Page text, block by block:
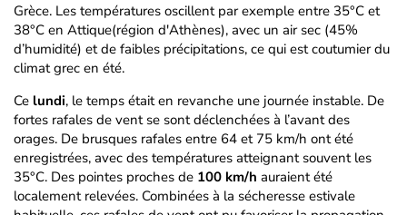
Grèce. Les températures oscillent par exemple entre 35°C et
38°C en Attique(région d'Athènes), avec un air sec (45%
d’humidité) et de faibles précipitations, ce qui est coutumier du
climat grec en été.
Ce lundi, le temps était en revanche une journée instable. De
fortes rafales de vent se sont déclenchées à l’avant des
orages. De brusques rafales entre 64 et 75 km/h ont été
enregistrées, avec des températures atteignant souvent les
35°C. Des pointes proches de 100 km/h auraient été
localement relevées. Combinées à la sécheresse estivale